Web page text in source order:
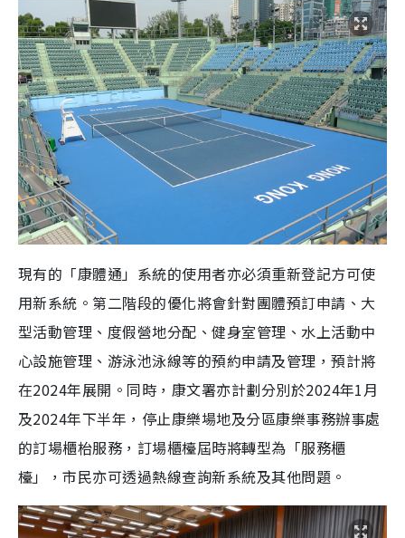
e
現有的「康體通」系統的使用者亦必須重新登記方可使
用新系統。第二階段的優化將會針對團體預訂申請、大
型活動管理、度假營地分配、健身室管理、水上活動中
心設施管理、游泳池泳線等的預約申請及管理，預計將
在2024年展開。同時，康文署亦計劃分別於2024年1月
及2024年下半年，停止康樂場地及分區康樂事務辦事處
的訂場櫃枱服務，訂場櫃檯屆時將轉型為「服務櫃
檯」，市民亦可透過熱線查詢新系統及其他問題。